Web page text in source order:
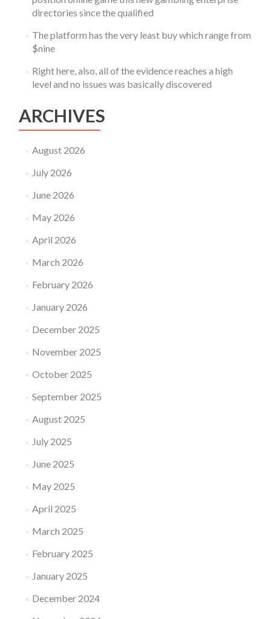
directories since the qualified
The platform has the very least buy which range from
$nine
Right here, also, all of the evidence reaches a high
level and no issues was basically discovered
ARCHIVES
August 2026
July 2026
June 2026
May 2026
April 2026
March 2026
February 2026
January 2026
December 2025
November 2025
October 2025
September 2025
August 2025
July 2025
June 2025
May 2025
April 2025
March 2025
February 2025
January 2025
December 2024